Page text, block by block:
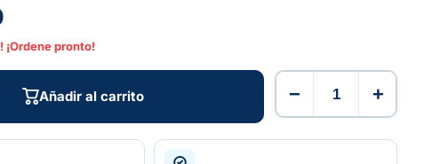
¡Ordene pronto!
Añadir al carrito − +